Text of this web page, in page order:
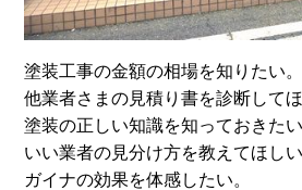
塗装工事の金額の相場を知りたい。
他業者さまの見積り書を診断してほ
塗装の正しい知識を知っておきたい
いい業者の見分け方を教えてほしい
ガイナの効果を体感したい。